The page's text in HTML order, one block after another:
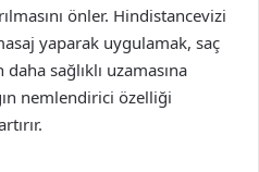
önler. Hindistancevizi
yaparak uygulamak, saç
sağlıklı uzamasına
nemlendirici özelliği